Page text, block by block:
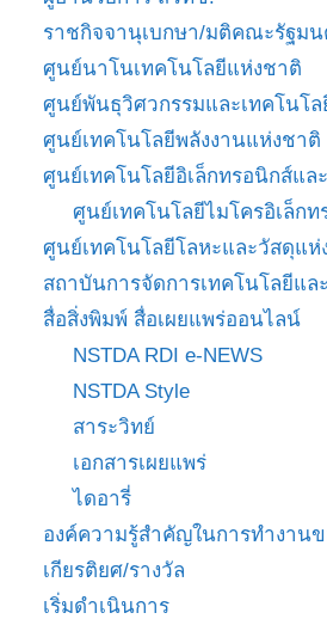
ราชกิจจานุเบกษา/มติคณะรัฐมน
ศูนย์นาโนเทคโนโลยีแห่งชาติ
ศูนย์พันธุวิศวกรรมและเทคโนโ
ศูนย์เทคโนโลยีพลังงานแห่งชาติ
ศูนย์เทคโนโลยีอิเล็กทรอนิกส์แล
ศูนย์เทคโนโลยีไมโครอิเล็กท
ศูนย์เทคโนโลยีโลหะและวัสดุแห่
สถาบันการจัดการเทคโนโลยีแล
สื่อสิ่งพิมพ์ สื่อเผยแพร่ออนไลน์
NSTDA RDI e-NEWS
NSTDA Style
สาระวิทย์
เอกสารเผยแพร่
ไดอารี่
องค์ความรู้สำคัญในการทำงาน
เกียรติยศ/รางวัล
เริ่มดำเนินการ